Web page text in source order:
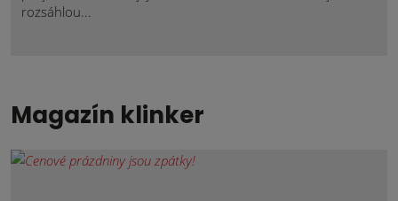
rozsáhlou...
Magazín klinker